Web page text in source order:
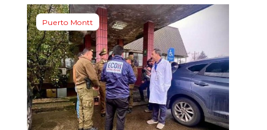
Puerto Montt